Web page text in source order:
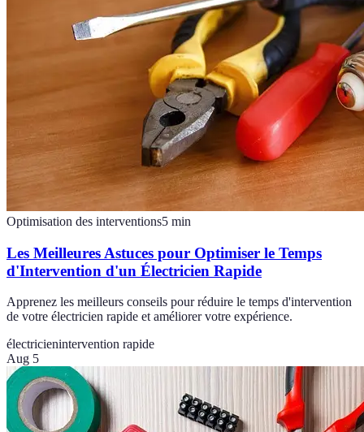
Optimisation des interventions5 min
Les Meilleures Astuces pour Optimiser le Temps
d'Intervention d'un Électricien Rapide
Apprenez les meilleurs conseils pour réduire le temps d'intervention
de votre électricien rapide et améliorer votre expérience.
électricienintervention rapide
Aug 5